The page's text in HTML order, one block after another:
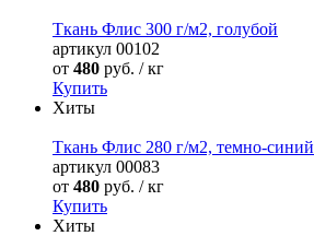
Ткань Флис 300 г/м2, голубой
артикул 00102
от 480 руб. / кг
Купить
Хиты
Ткань Флис 280 г/м2, темно-синий
артикул 00083
от 480 руб. / кг
Купить
Хиты